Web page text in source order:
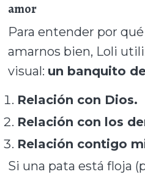
amor
Para entender por
amarnos bien, Loli
visual: un banquito
Relación con Dios.
Relación con los
Relación contigo
Si una pata está floja